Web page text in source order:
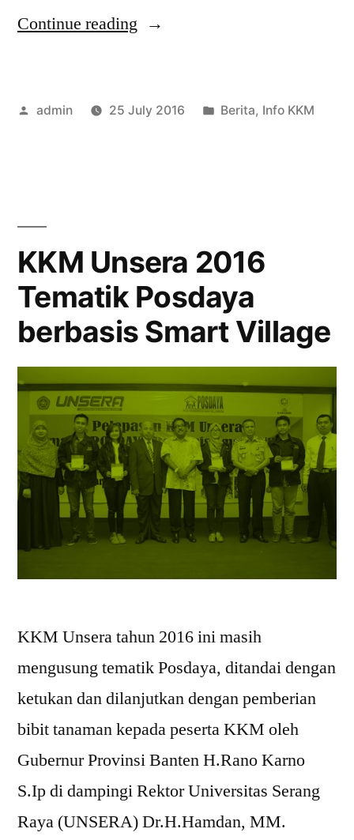
Continue reading “Lokasi
2016”
Posted
admin 25 July 2016
Posted
Berita, Info KKM
KKM Unsera 2016
Tematik Posdaya
berbasis Smart Village
KKM Unsera tahun 2016 ini masih
mengusung tematik Posdaya, ditandai dengan
ketukan dan dilanjutkan dengan pemberian
bibit tanaman kepada peserta KKM oleh
Gubernur Provinsi Banten H.Rano Karno
S.Ip di dampingi Rektor Universitas Serang
Raya (UNSERA) Dr.H.Hamdan, MM.